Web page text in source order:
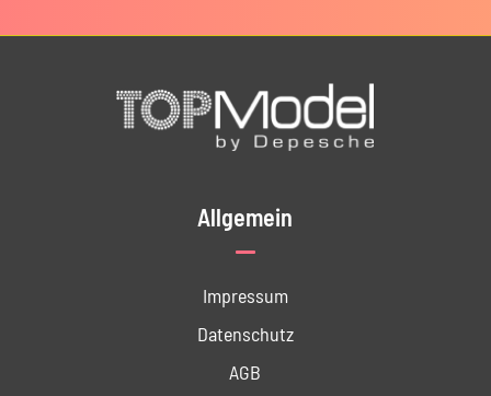
Allgemein
Impressum
Datenschutz
AGB